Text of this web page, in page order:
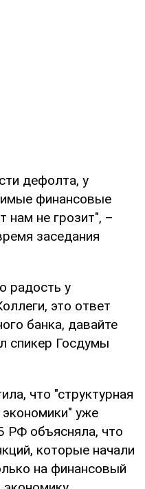
дефолта, у
финансовые
нам не грозит", –
заседания
радость у
это ответ
банка, давайте
спикер Госдумы
что "структурная
уже
РФ объясняла, что
которые начали
на финансовый